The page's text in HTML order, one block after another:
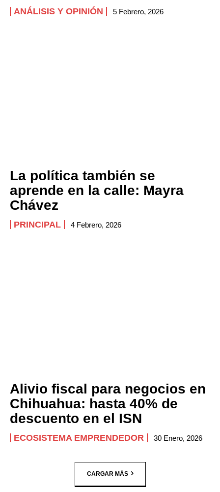
ANÁLISIS Y OPINIÓN 5 Febrero, 2026
La política también se
aprende en la calle: Mayra
Chávez
PRINCIPAL 4 Febrero, 2026
Alivio fiscal para negocios en
Chihuahua: hasta 40% de
descuento en el ISN
ECOSISTEMA EMPRENDEDOR 30 Enero, 2026
CARGAR MÁS